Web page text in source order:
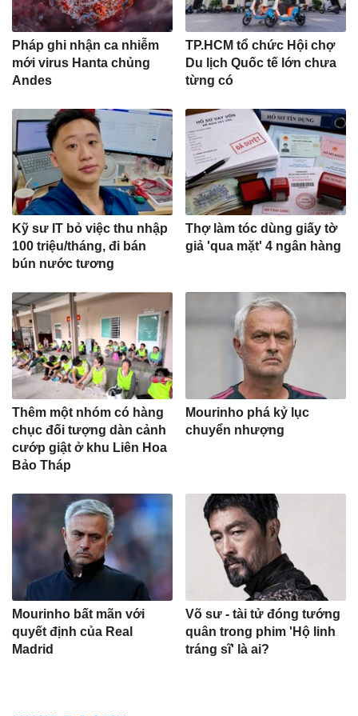
Pháp ghi nhận ca nhiễm
mới virus Hanta chủng
Andes
TP.HCM tổ chức Hội chợ
Du lịch Quốc tế lớn chưa
từng có
Kỹ sư IT bỏ việc thu nhập
100 triệu/tháng, đi bán
bún nước tương
Thợ làm tóc dùng giấy tờ
giả 'qua mặt' 4 ngân hàng
Thêm một nhóm có hàng
chục đối tượng dàn cảnh
cướp giật ở khu Liên Hoa
Bảo Tháp
Mourinho phá kỷ lục
chuyển nhượng
Mourinho bất mãn với
quyết định của Real
Madrid
Võ sư - tài tử đóng tướng
quân trong phim 'Hộ linh
tráng sĩ' là ai?